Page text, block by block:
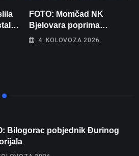
FOTO: Momčad NK
Bjelovara poprima
jesenski izgled
4. KOLOVOZA 2026.
Bilogorac pobjednik Đurinog